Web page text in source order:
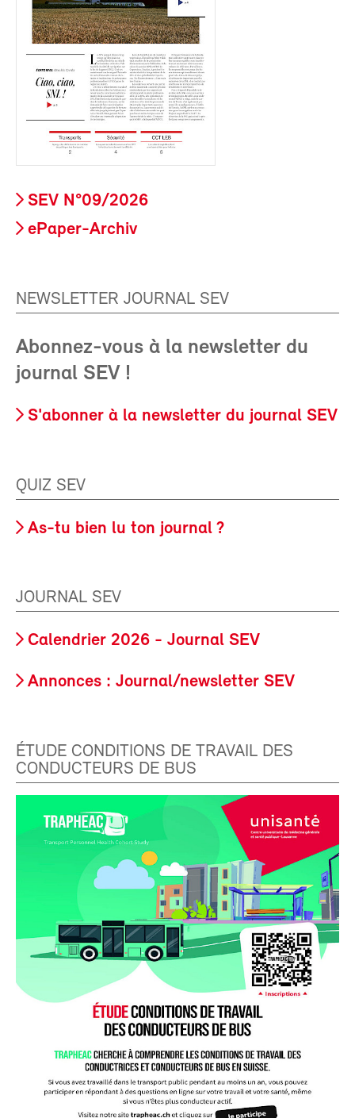
SEV N°09/2026
ePaper-Archiv
NEWSLETTER JOURNAL SEV
Abonnez-vous à la newsletter du
journal SEV !
S'abonner à la newsletter du journal SEV
QUIZ SEV
As-tu bien lu ton journal ?
JOURNAL SEV
Calendrier 2026 - Journal SEV
Annonces : Journal/newsletter SEV
ÉTUDE CONDITIONS DE TRAVAIL DES
CONDUCTEURS DE BUS